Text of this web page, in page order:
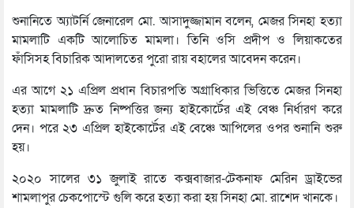
শুনানিতে অ্যাটর্নি জেনারেল মো. আসাদুজ্জামান বলেন, মেজর সিনহা হত্যা
মামলাটি একটি আলোচিত মামলা। তিনি ওসি প্রদীপ ও লিয়াকতের
ফাঁসিসহ বিচারিক আদালতের পুরো রায় বহালের আবেদন করেন।
এর আগে ২১ এপ্রিল প্রধান বিচারপতি অগ্রাধিকার ভিত্তিতে মেজর সিনহা
হত্যা মামলাটি দ্রুত নিষ্পত্তির জন্য হাইকোর্টের এই বেঞ্চ নির্ধারণ করে
দেন। পরে ২৩ এপ্রিল হাইকোর্টের এই বেঞ্চে আপিলের ওপর শুনানি শুরু
হয়।
২০২০ সালের ৩১ জুলাই রাতে কক্সবাজার-টেকনাফ মেরিন ড্রাইভের
শামলাপুর চেকপোস্টে গুলি করে হত্যা করা হয় সিনহা মো. রাশেদ খানকে।